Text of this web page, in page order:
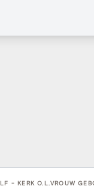
- KERK O.L.VROUW